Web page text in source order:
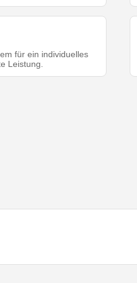
für ein individuelles
Leistung.